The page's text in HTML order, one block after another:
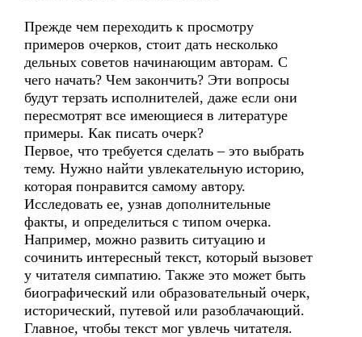
Прежде чем переходить к просмотру
примеров очерков, стоит дать несколько
дельных советов начинающим авторам. С
чего начать? Чем закончить? Эти вопросы
будут терзать исполнителей, даже если они
пересмотрят все имеющиеся в литературе
примеры. Как писать очерк?
Первое, что требуется сделать – это выбрать
тему. Нужно найти увлекательную историю,
которая понравится самому автору.
Исследовать ее, узнав дополнительные
факты, и определиться с типом очерка.
Например, можно развить ситуацию и
сочинить интересный текст, который вызовет
у читателя симпатию. Также это может быть
биографический или образовательный очерк,
исторический, путевой или разоблачающий.
Главное, чтобы текст мог увлечь читателя.